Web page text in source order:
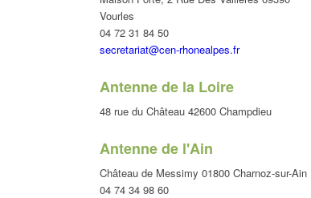
Vourles
04 72 31 84 50
secretariat@cen-rhonealpes.fr
Antenne de la Loire
48 rue du Château 42600 Champdieu
Antenne de l'Ain
Château de Messimy 01800 Charnoz-sur-Ain
04 74 34 98 60